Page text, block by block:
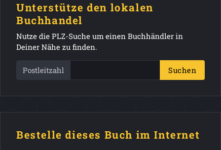
Unterstütze den lokalen
Buchhandel
Nutze die PLZ-Suche um einen Buchhändler in
Deiner Nähe zu finden.
Postleitzahl Suchen
Bestelle dieses Buch im Internet